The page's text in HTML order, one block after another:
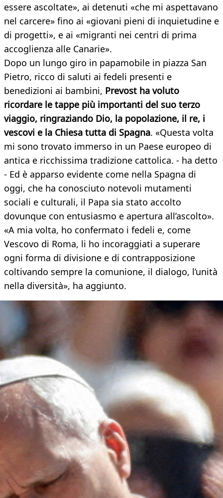
essere ascoltate», ai detenuti «che mi aspettavano
nel carcere» fino ai «giovani pieni di inquietudine e
di progetti», e ai «migranti nei centri di prima
accoglienza alle Canarie».
Dopo un lungo giro in papamobile in piazza San
Pietro, ricco di saluti ai fedeli presenti e
benedizioni ai bambini, Prevost ha voluto
ricordare le tappe più importanti del suo terzo
viaggio, ringraziando Dio, la popolazione, il re, i
vescovi e la Chiesa tutta di Spagna. «Questa volta
mi sono trovato immerso in un Paese europeo di
antica e ricchissima tradizione cattolica. - ha detto
- Ed è apparso evidente come nella Spagna di
oggi, che ha conosciuto notevoli mutamenti
sociali e culturali, il Papa sia stato accolto
dovunque con entusiasmo e apertura all’ascolto».
«A mia volta, ho confermato i fedeli e, come
Vescovo di Roma, li ho incoraggiati a superare
ogni forma di divisione e di contrapposizione
coltivando sempre la comunione, il dialogo, l’unità
nella diversità», ha aggiunto.